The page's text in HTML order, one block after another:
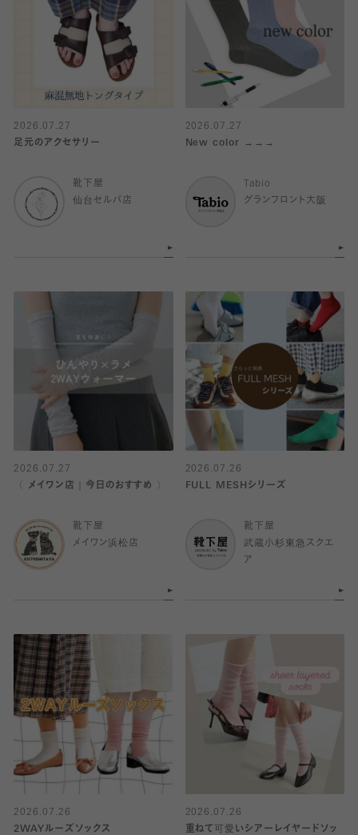
2026.07.27
足元のアクセサリー
靴下屋
仙台セルバ店
2026.07.27
New color →→→
Tabio
グランフロント大阪
2026.07.27
〈 メイワン店｜今日のおすすめ 〉
靴下屋
メイワン浜松店
2026.07.26
FULL MESHシリーズ
靴下屋
武蔵小杉東急スクエ
ア
2026.07.26
2WAYルーズソックス
2026.07.26
重ねて可愛いシアーレイヤードソッ